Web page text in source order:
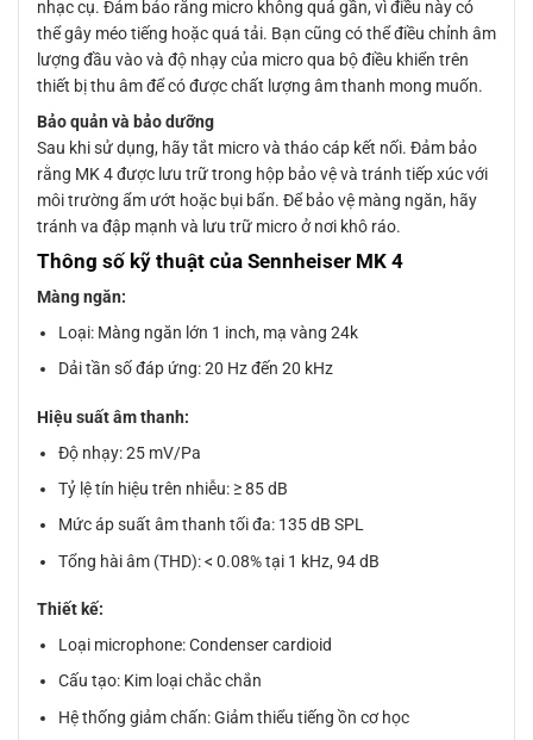
nhạc cụ. Đảm bảo rằng micro không quá gần, vì điều này có
thể gây méo tiếng hoặc quá tải. Bạn cũng có thể điều chỉnh âm
lượng đầu vào và độ nhạy của micro qua bộ điều khiển trên
thiết bị thu âm để có được chất lượng âm thanh mong muốn.
Bảo quản và bảo dưỡng
Sau khi sử dụng, hãy tắt micro và tháo cáp kết nối. Đảm bảo
rằng MK 4 được lưu trữ trong hộp bảo vệ và tránh tiếp xúc với
môi trường ẩm ướt hoặc bụi bẩn. Để bảo vệ màng ngăn, hãy
tránh va đập mạnh và lưu trữ micro ở nơi khô ráo.
Thông số kỹ thuật của Sennheiser MK 4
Màng ngăn:
Loại: Màng ngăn lớn 1 inch, mạ vàng 24k
Dải tần số đáp ứng: 20 Hz đến 20 kHz
Hiệu suất âm thanh:
Độ nhạy: 25 mV/Pa
Tỷ lệ tín hiệu trên nhiễu: ≥ 85 dB
Mức áp suất âm thanh tối đa: 135 dB SPL
Tổng hài âm (THD): < 0.08% tại 1 kHz, 94 dB
Thiết kế:
Loại microphone: Condenser cardioid
Cấu tạo: Kim loại chắc chắn
Hệ thống giảm chấn: Giảm thiểu tiếng ồn cơ học